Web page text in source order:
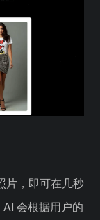
片，即可在几秒
会根据用户的